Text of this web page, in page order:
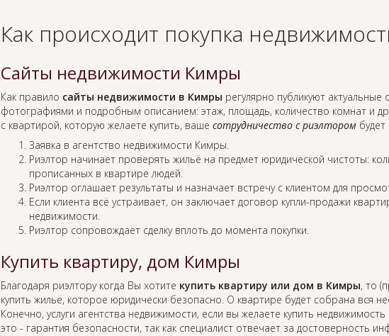
Как происходит покупка
Сайты недвижимости Кимры
Как правило сайты недвижимости в Кимры регулярно публикуют
фотографиями и подробным описанием: этаж, площадь, количество комнат и
с квартирой, которую желаете купить, ваше сотрудничество с риэлторомбудет
Заявка в агентство недвижимости Кимры.
Риэлтор начинает проверять жильё на предмет юридической чистоты:
прописанных в квартире людей.
Риэлтор оглашает результаты и назначает встречу с клиентом для
Если клиента всё устраивает, он заключает договор купли-продажи
недвижимости.
Риэлтор сопровождает сделку вплоть до момента покупки.
Купить квартиру, дом Кимры
Благодаря риэлтору когда Вы хотите купить квартиру или дом в Кимры, то
купить жильё, которое юридически безопасно. О квартире будет собрана вся
Конечно, услуги агентства недвижимости, если вы желаете купить
это - гарантия безопасности, так как специалист отвечает за достоверность